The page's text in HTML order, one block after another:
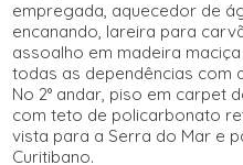
empregada, aquecedor de
encanando, lareira para
assoalho em madeira
todas as dependências com
No 2° andar, piso em carpet
com teto de policarbonato
vista para a Serra do Mar e
Curitibano.